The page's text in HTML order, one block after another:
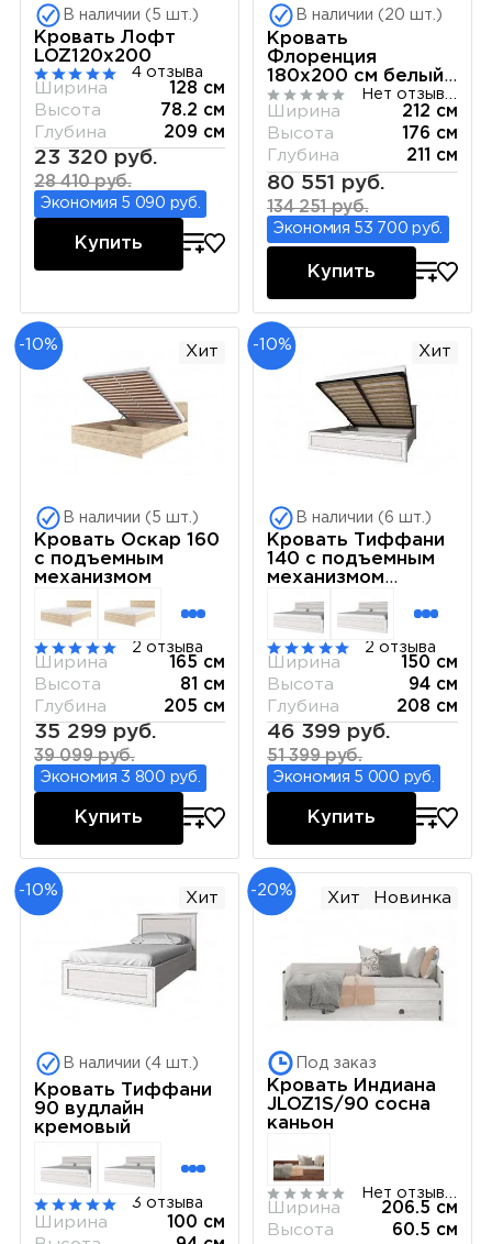
В наличии (5 шт.)
Кровать Лофт
LOZ120х200
4 отзыва
Ширина
128 см
Высота
78.2 см
Глубина
209 см
23 320 руб.
28 410 руб.
Экономия 5 090 руб.
Купить
В наличии (20 шт.)
Кровать
Флоренция
180х200 см белый
перламутр глянец
Ширина
212 см
Высота
176 см
Глубина
211 см
80 551 руб.
134 251 руб.
Экономия 53 700 руб.
Купить
-10% Хит
В наличии (5 шт.)
Кровать Оскар 160
с подъемным
механизмом
2 отзыва
Ширина
165 см
Высота
81 см
Глубина
205 см
35 299 руб.
39 099 руб.
Экономия 3 800 руб.
Купить
-10% Хит
В наличии (6 шт.)
Кровать Тиффани
140 с подъемным
механизмом
2 отзыва
Ширина
150 см
Высота
94 см
Глубина
208 см
46 399 руб.
51 399 руб.
Экономия 5 000 руб.
Купить
-10% Хит
В наличии (4 шт.)
Кровать Тиффани
90 вудлайн
кремовый
3 отзыва
Ширина
100 см
-20% Хит Новинка
Под заказ
Кровать Индиана
JLOZ1S/90 сосна
каньон
Ширина
206.5 см
Высота
60.5 см